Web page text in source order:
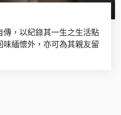
，以紀錄其一生之生活點
緬懷外，亦可為其親友留